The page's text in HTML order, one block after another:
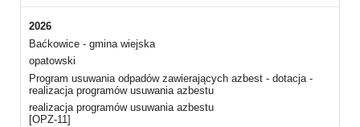
2026
Baćkowice - gmina wiejska
opatowski
Program usuwania odpadów zawierających azbest - dotacja -
realizacja programów usuwania azbestu
realizacja programów usuwania azbestu
[OPZ-11]